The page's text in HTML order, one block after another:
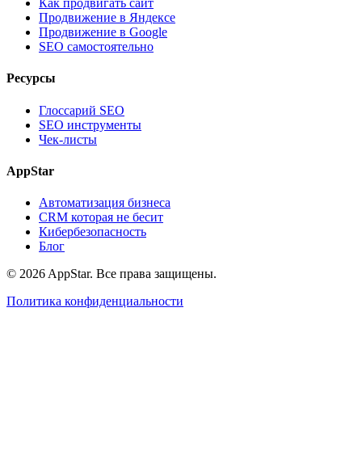
Как продвигать сайт
Продвижение в Яндексе
Продвижение в Google
SEO самостоятельно
Ресурсы
Глоссарий SEO
SEO инструменты
Чек-листы
AppStar
Автоматизация бизнеса
CRM которая не бесит
Кибербезопасность
Блог
© 2026 AppStar. Все права защищены.
Политика конфиденциальности